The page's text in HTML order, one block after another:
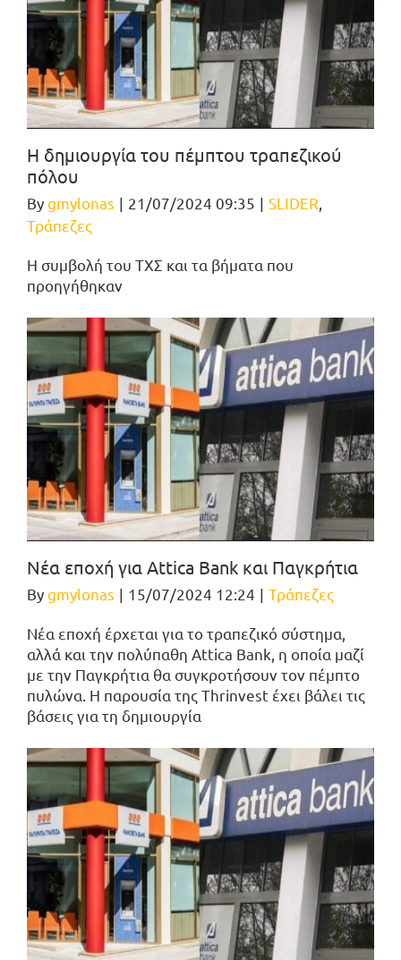
Η δημιουργία του πέμπτου τραπεζικού
πόλου
Bygmylonas | 21/07/2024 09:35 | SLIDER,
Τράπεζες
Η συμβολή του ΤΧΣ και τα βήματα που
προηγήθηκαν
Νέα εποχή για Attica Bank και Παγκρήτια
Bygmylonas | 15/07/2024 12:24 | Τράπεζες
Νέα εποχή έρχεται για το τραπεζικό σύστημα,
αλλά και την πολύπαθη Attica Bank, η οποία μαζί
με την Παγκρήτια θα συγκροτήσουν τον πέμπτο
πυλώνα. Η παρουσία της Thrinvest έχει βάλει τις
βάσεις για τη δημιουργία